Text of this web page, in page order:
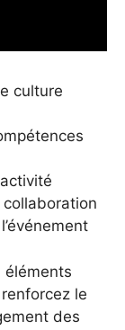
culture
éléments
le
des